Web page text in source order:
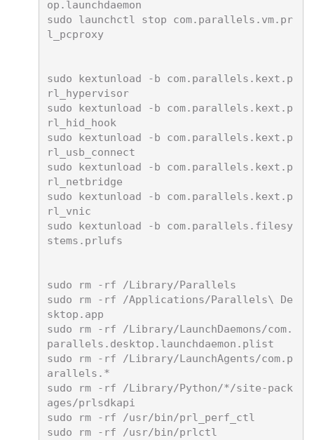
op.launchdaemon
sudo launchctl stop com.parallels.vm.pr
l_pcproxy
sudo kextunload -b com.parallels.kext.p
rl_hypervisor
sudo kextunload -b com.parallels.kext.p
rl_hid_hook
sudo kextunload -b com.parallels.kext.p
rl_usb_connect
sudo kextunload -b com.parallels.kext.p
rl_netbridge
sudo kextunload -b com.parallels.kext.p
rl_vnic
sudo kextunload -b com.parallels.filesy
stems.prlufs
sudo rm -rf /Library/Parallels
sudo rm -rf /Applications/Parallels\ De
sktop.app
sudo rm -rf /Library/LaunchDaemons/com.
parallels.desktop.launchdaemon.plist
sudo rm -rf /Library/LaunchAgents/com.p
arallels.*
sudo rm -rf /Library/Python/*/site-pack
ages/prlsdkapi
sudo rm -rf /usr/bin/prl_perf_ctl
sudo rm -rf /usr/bin/prlctl